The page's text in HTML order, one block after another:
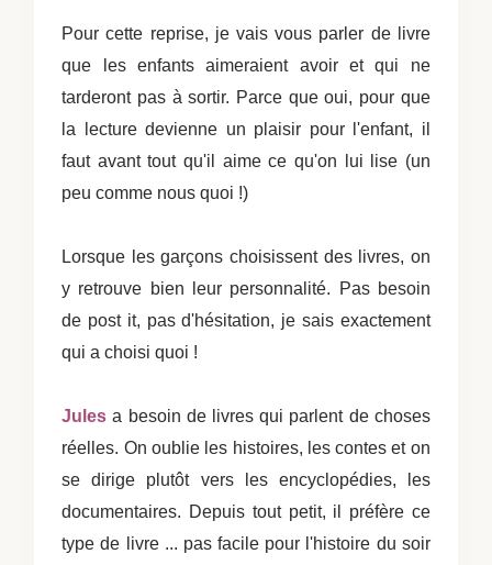
Pour cette reprise, je vais vous parler de livre
que les enfants aimeraient avoir et qui ne
tarderont pas à sortir. Parce que oui, pour que
la lecture devienne un plaisir pour l'enfant, il
faut avant tout qu'il aime ce qu'on lui lise (un
peu comme nous quoi !)
Lorsque les garçons choisissent des livres, on
y retrouve bien leur personnalité. Pas besoin
de post it, pas d'hésitation, je sais exactement
qui a choisi quoi !
Julesa besoin de livres qui parlent de choses
réelles. On oublie les histoires, les contes et on
se dirige plutôt vers les encyclopédies, les
documentaires. Depuis tout petit, il préfère ce
type de livre ... pas facile pour l'histoire du soir